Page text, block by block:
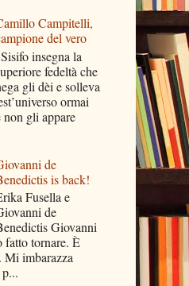
Campitelli,
del vero
insegna la
fedeltà che
gli dèi e solleva
ormai
non gli appare
de
is back!
Fusella e
de
Giovanni
fatto tornare. È
Mi imbarazza